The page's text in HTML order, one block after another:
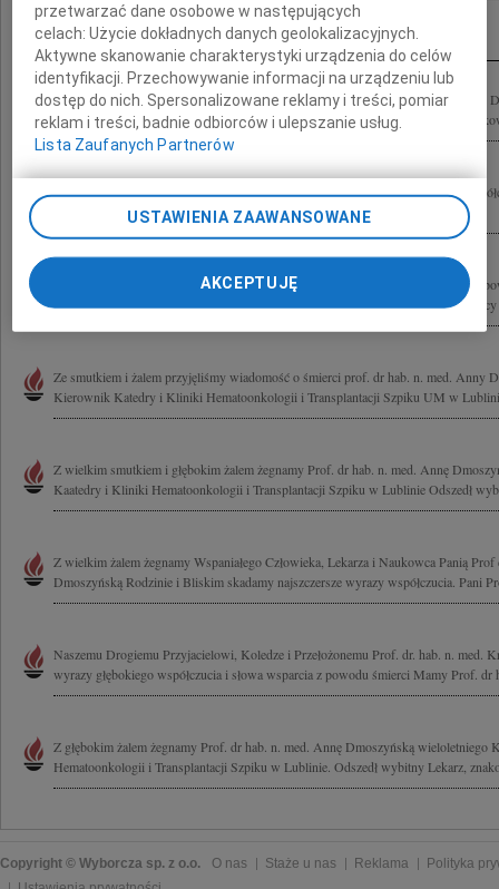
Inne kondolencje
Z wielkim smutkiem przyjęliśmy wiadomość o śmierci Prof. dr hab. n. med. Anny
Kierownik Kliniki Hematoonkologii i Transplantacji Szpiku SPSK 4 osoby
Rodzinie Prof. dr hab. n. med. Anny Dmoszyńskiej Wyrazy głębokiego żalu i
Hematologii i Transplantologii PUM w Szczecinie i członkowie Oddziału...
Agnieszce i Krzysztofowi Giannopoulos wyrazy głębokiego żalu i współczucia z
Teściowej Pani Profesor Anny Dmoszyńskiej składają Agnieszka i Marek Kuźniccy
Ze smutkiem i żalem przyjęliśmy wiadomość o śmierci prof. dr hab. n. med. Anny
Kierownik Katedry i Kliniki Hematoonkologii i Transplantacji Szpiku UM w
Z wielkim smutkiem i głębokim żalem żegnamy Prof. dr hab. n. med. Annę
Kaatedry i Kliniki Hematoonkologii i Transplantacji Szpiku w Lublinie Odszedł
Z wielkim żalem żegnamy Wspaniałego Człowieka, Lekarza i Naukowca Panią
Dmoszyńską Rodzinie i Bliskim skadamy najszczersze wyrazy współczucia. Pani
Naszemu Drogiemu Przyjacielowi, Koledze i Przełożonemu Prof. dr. hab. n. med.
wyrazy głębokiego współczucia i słowa wsparcia z powodu śmierci Mamy Prof. dr
Z głębokim żalem żegnamy Prof. dr hab. n. med. Annę Dmoszyńską
Hematoonkologii i Transplantacji Szpiku w Lublinie. Odszedł wybitny Lekarz,
Copyright © Wyborcza sp. z o.o. O nas Staże u nas Reklama
Polityka
przetwarzać dane osobowe w następujących
celach:Użycie dokładnych danych geolokalizacyjnych.
Aktywne skanowanie charakterystyki urządzenia do celów
identyfikacji. Przechowywanie informacji na urządzeniu lub
dostęp do nich. Spersonalizowane reklamy i treści, pomiar
reklam i treści, badnie odbiorców i ulepszanie usług.
Lista Zaufanych Partnerów
USTAWIENIA ZAAWANSOWANE
AKCEPTUJĘ